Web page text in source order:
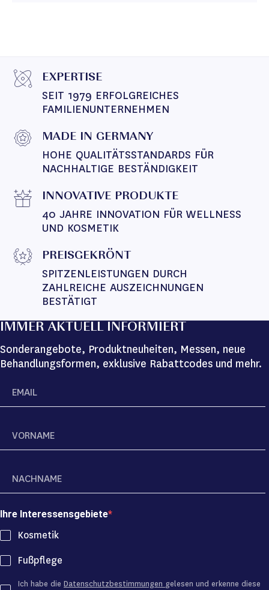
EXPERTISE
SEIT 1979 ERFOLGREICHES
FAMILIENUNTERNEHMEN
MADE IN GERMANY
HOHE QUALITÄTSSTANDARDS FÜR
NACHHALTIGE BESTÄNDIGKEIT
INNOVATIVE PRODUKTE
40 JAHRE INNOVATION FÜR WELLNESS
UND KOSMETIK
PREISGEKRÖNT
SPITZENLEISTUNGEN DURCH
ZAHLREICHE AUSZEICHNUNGEN
BESTÄTIGT
IMMER AKTUELL INFORMIERT
Sonderangebote, Produktneuheiten, Messen, neue
Behandlungsformen, exklusive Rabattcodes und mehr.
Ihre Interessensgebiete
Kosmetik
Fußpflege
Ich habe die Datenschutzbestimmungen gelesen und erkenne diese